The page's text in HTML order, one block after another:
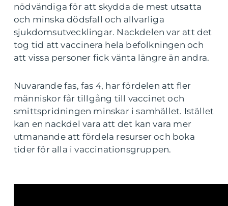
nödvändiga för att skydda de mest utsatta
och minska dödsfall och allvarliga
sjukdomsutvecklingar. Nackdelen var att det
tog tid att vaccinera hela befolkningen och
att vissa personer fick vänta längre än andra.
Nuvarande fas, fas 4, har fördelen att fler
människor får tillgång till vaccinet och
smittspridningen minskar i samhället. Istället
kan en nackdel vara att det kan vara mer
utmanande att fördela resurser och boka
tider för alla i vaccinationsgruppen.